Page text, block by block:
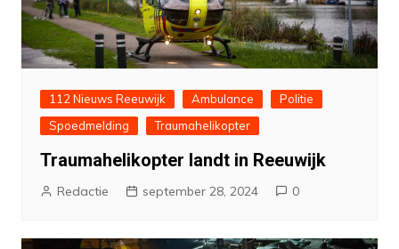
112 Nieuws Reeuwijk Ambulance
Politie
Spoedmelding
Traumahelikopter
Traumahelikopter landt in Reeuwijk
Redactie september 28, 2024 0